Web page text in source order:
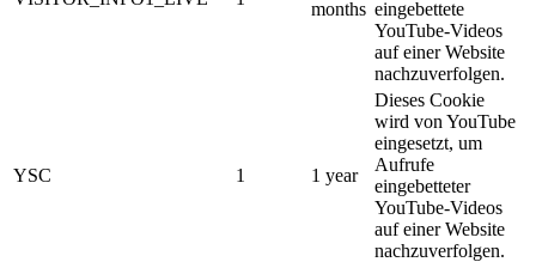
months eingebettete
YouTube-Videos
auf einer Website
nachzuverfolgen.
YSC 1 1 year
Dieses Cookie
wird von YouTube
eingesetzt, um
Aufrufe
eingebetteter
YouTube-Videos
auf einer Website
nachzuverfolgen.